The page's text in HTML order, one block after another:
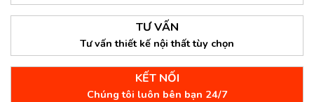
TƯ VẤN
Tư vấn thiết kế nội thất tùy chọn
KẾT NỐI
Chúng tôi luôn bên bạn 24/7